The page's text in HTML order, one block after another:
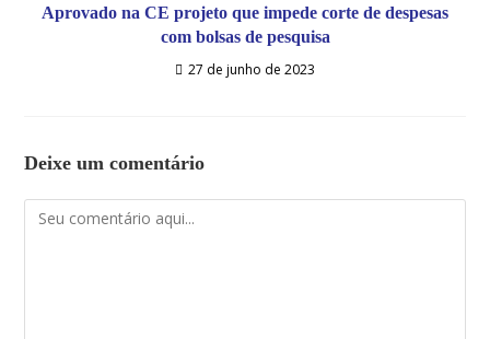
Aprovado na CE projeto que impede corte de despesas
com bolsas de pesquisa
27 de junho de 2023
Deixe um comentário